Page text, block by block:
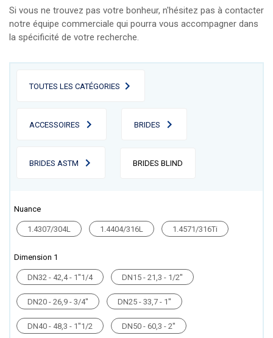
Si vous ne trouvez pas votre bonheur, n'hésitez pas à contacter
notre équipe commerciale qui pourra vous accompagner dans
la spécificité de votre recherche.
TOUTES LES CATÉGORIES
ACCESSOIRES BRIDES
BRIDES ASTM BRIDES BLIND
Nuance
1.4307/304L 1.4404/316L 1.4571/316Ti
Dimension 1
DN32 - 42,4 - 1''1/4 DN15 - 21,3 - 1/2''
DN20 - 26,9 - 3/4'' DN25 - 33,7 - 1''
DN40 - 48,3 - 1''1/2 DN50 - 60,3 - 2''